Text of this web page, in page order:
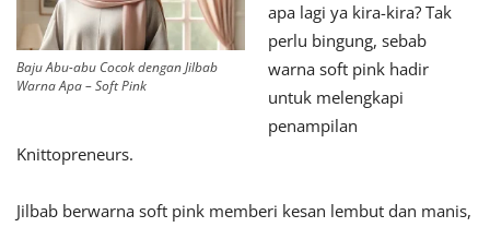
Baju Abu-abu Cocok dengan Jilbab
Warna Apa – Soft Pink
apa lagi ya kira-kira? Tak
perlu bingung, sebab
warna soft pink hadir
untuk melengkapi
penampilan
Knittopreneurs.
Jilbab berwarna soft pink memberi kesan lembut dan manis,